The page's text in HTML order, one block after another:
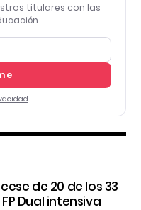
titulares con las
de 20 de los 33
Dual intensiva